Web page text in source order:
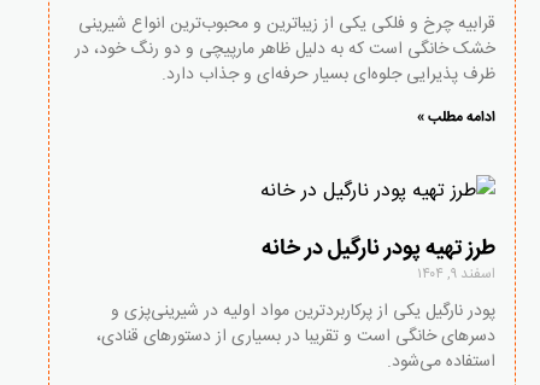
قرابیه چرخ و فلکی یکی از زیباترین و محبوب‌ترین انواع شیرینی
خشک خانگی است که به دلیل ظاهر مارپیچی و دو رنگ خود، در
ظرف پذیرایی جلوه‌ای بسیار حرفه‌ای و جذاب دارد.
ادامه مطلب »
طرز تهیه پودر نارگیل در خانه
اسفند ۹, ۱۴۰۴
پودر نارگیل یکی از پرکاربردترین مواد اولیه در شیرینی‌پزی و
دسرهای خانگی است و تقریبا در بسیاری از دستورهای قنادی،
استفاده می‌شود.